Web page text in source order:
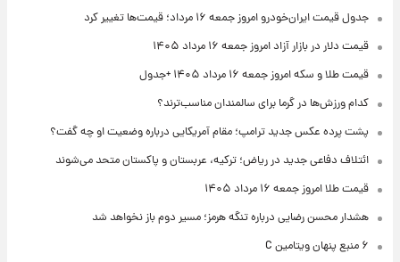
جدول قیمت ایران‌خودرو امروز جمعه ۱۶ مرداد؛ قیمت‌ها تغییر کرد
قیمت دلار در بازار آزاد امروز جمعه ۱۶ مرداد ۱۴۰۵
قیمت طلا و سکه امروز جمعه ۱۶ مرداد ۱۴۰۵ +جدول
کدام ورزش‌ها در گرما برای سالمندان مناسب‌ترند؟
پشت پرده عکس جدید ترامپ؛ مقام آمریکایی درباره وضعیت او چه گفت؟
ائتلاف دفاعی جدید در ریاض؛ ترکیه، عربستان و پاکستان متحد می‌شوند
قیمت طلا امروز جمعه ۱۶ مرداد ۱۴۰۵
هشدار محسن رضایی درباره تنگه هرمز؛ مسیر دوم باز نخواهد شد
۶ منبع پنهان ویتامین C